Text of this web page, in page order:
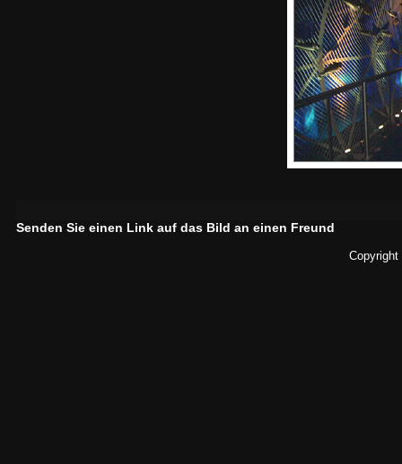
Senden Sie einen Link auf das Bild an einen Freund